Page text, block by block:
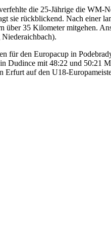
die 25-Jährige die WM-
sie rückblickend. Nach einer
35 Kilometer mitgehen.
für den Europacup in
Dudince mit 48:22 und 50:21
auf den U18-